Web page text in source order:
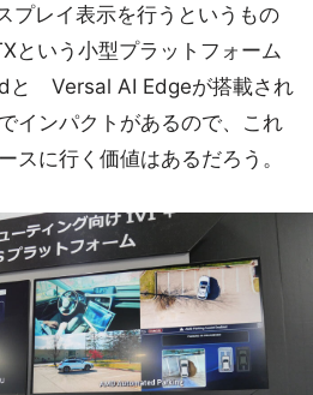
プレイ表示を行うというもの
という小型プラットフォーム
と Versal AI Edgeが搭載され
インパクトがあるので、これ
スに行く価値はあるだろう。